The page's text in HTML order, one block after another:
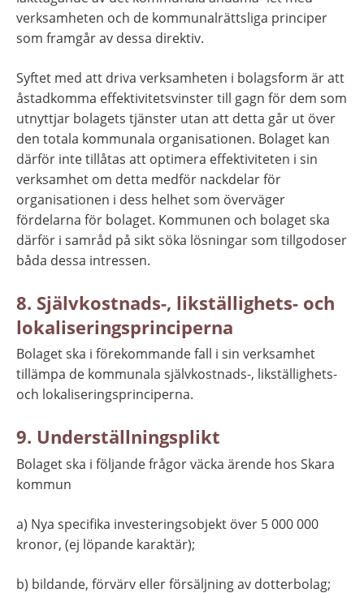
verksamheten och de kommunalrättsliga principer
som framgår av dessa direktiv.
Syftet med att driva verksamheten i bolagsform är att
åstadkomma effektivitetsvinster till gagn för dem som
utnyttjar bolagets tjänster utan att detta går ut över
den totala kommunala organisationen. Bolaget kan
därför inte tillåtas att optimera effektiviteten i sin
verksamhet om detta medför nackdelar för
organisationen i dess helhet som överväger
fördelarna för bolaget. Kommunen och bolaget ska
därför i samråd på sikt söka lösningar som tillgodoser
båda dessa intressen.
8. Självkostnads-, likställighets- och
lokaliseringsprinciperna
Bolaget ska i förekommande fall i sin verksamhet
tillämpa de kommunala självkostnads-, likställighets-
och lokaliseringsprinciperna.
9. Underställningsplikt
Bolaget ska i följande frågor väcka ärende hos Skara
kommun
a) Nya specifika investeringsobjekt över 5 000 000
kronor, (ej löpande karaktär);
b) bildande, förvärv eller försäljning av dotterbolag;